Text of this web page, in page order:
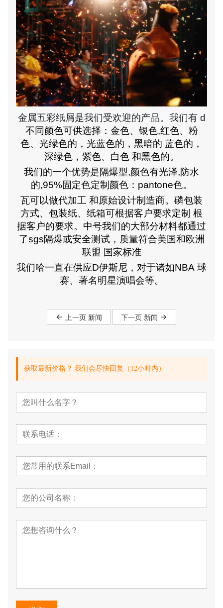
金属五彩纸屑是我们受欢迎的产品。我们有 d
不同颜色可供选择：金色、银色,红色、粉
色、 光绿色的， 光蓝色的， 黑暗的 蓝色的 ，
深绿色， 紫色、白色和黑色的。
我们的一个优势是隔爆型,颜色有光泽,防水
的,95%固定色定制颜色：pantone色。
瓦可以做代加工 和原始设计制造商。 磷包装
方式、包装纸、纸箱可根据客户要求定制 根
据客户的要求。 中号我们的大部分材料都通过
了sgs隔爆或安全测试，质量符合美国和欧洲
联盟 国家标准
我们哈一直在供应D伊斯尼，对于诸如NBA 球
赛、著名明星演唱会等。
上一页 新闻 下一页 新闻
获取最新价格？ 我们会尽快回复（12小时内）